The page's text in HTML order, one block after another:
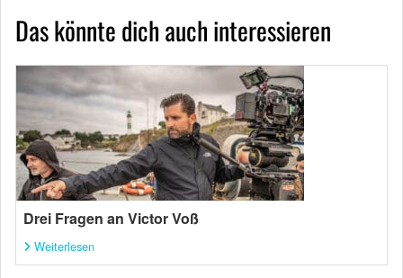
Das könnte dich auch interessieren
Drei Fragen an Victor Voß
Weiterlesen